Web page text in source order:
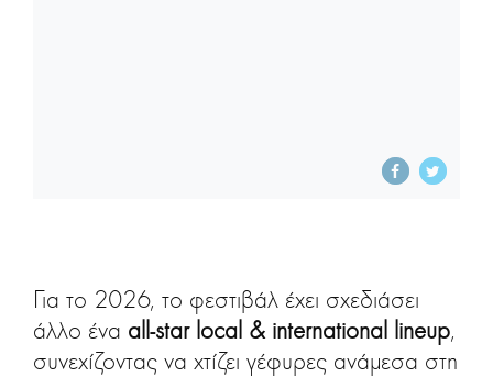
Για το 2026, το φεστιβάλ έχει σχεδιάσει
άλλο ένα all-star local & international lineup,
συνεχίζοντας να χτίζει γέφυρες ανάμεσα στη